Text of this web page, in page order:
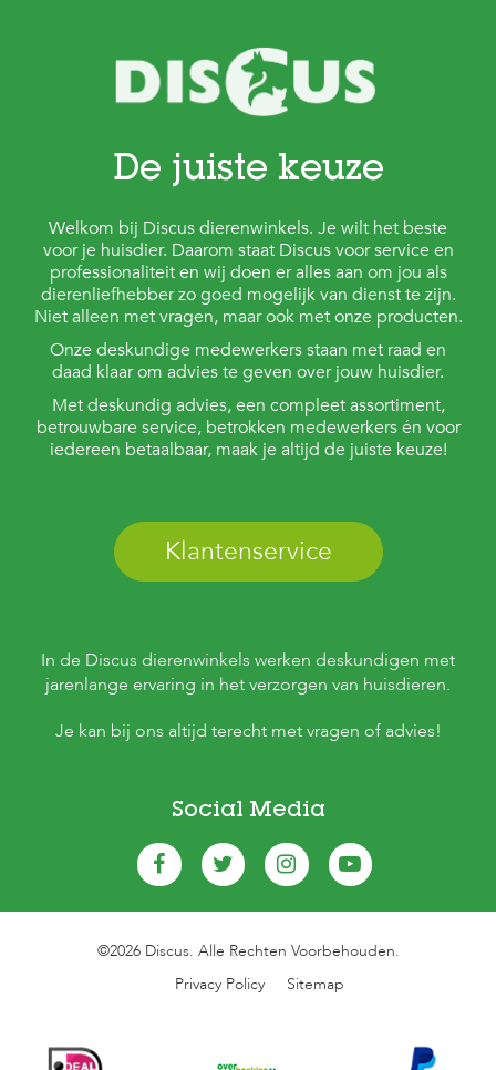
De juiste keuze
Welkom bij Discus dierenwinkels. Je wilt het beste
voor je huisdier. Daarom staat Discus voor service en
professionaliteit en wij doen er alles aan om jou als
dierenliefhebber zo goed mogelijk van dienst te zijn.
Niet alleen met vragen, maar ook met onze producten.
Onze deskundige medewerkers staan met raad en
daad klaar om advies te geven over jouw huisdier.
Met deskundig advies, een compleet assortiment,
betrouwbare service, betrokken medewerkers én voor
iedereen betaalbaar, maak je altijd de juiste keuze!
Klantenservice
In de Discus dierenwinkels werken deskundigen met
jarenlange ervaring in het verzorgen van huisdieren.
Je kan bij ons altijd terecht met vragen of advies!
Social Media
©2026 Discus. Alle Rechten Voorbehouden.
Privacy Policy
Sitemap